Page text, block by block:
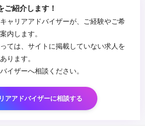
ご紹介します！
ャリアアドバイザーが、ご経験やご希
内します。
ては、サイトに掲載していない求人を
ります。
イザーへ相談ください。
アアドバイザーに相談する